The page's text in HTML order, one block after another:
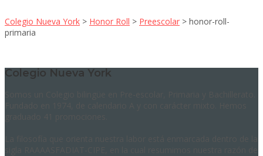
Colegio Nueva York > Honor Roll > Preescolar > honor-roll-
primaria
Colegio Nueva York